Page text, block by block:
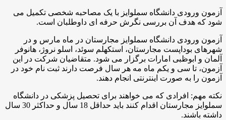
آزمون ورودی دانشگاه سملوایز با یک مصاحبه شخصی تکمیل می
شود که هدف آن بررسی نگرش حرفه ای داوطلبان است.
آزمون ورودی دانشگاه سملوایز مجارستان در ماه مارس و در
شهرهای بوداپست مجارستان، استکهلم سوئد، اسلو نروژ، هانوفر
آلمان و ابوظبی امارات برگزار می شود. متقاضیان شرکت در این
آزمون، تا سی و یکم ماه مه هر سال فرصت دارند ثبت نام خود در
آزمون را به صورت اینترنتی انجام دهند.
نکته مهم: افرادی که می خواهند برای تحصیل پزشکی در دانشگاه
سملوایز مجارستان اقدام کنند باید حداقل 18 سال و حداکثر 30 سال
داشته باشند.